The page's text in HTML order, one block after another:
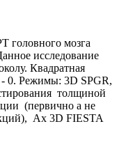
головного мозга
исследование
Квадратная
- 0. Режимы: 3D SPGR,
толщиной
(первично а не
Ax 3D FIESTA